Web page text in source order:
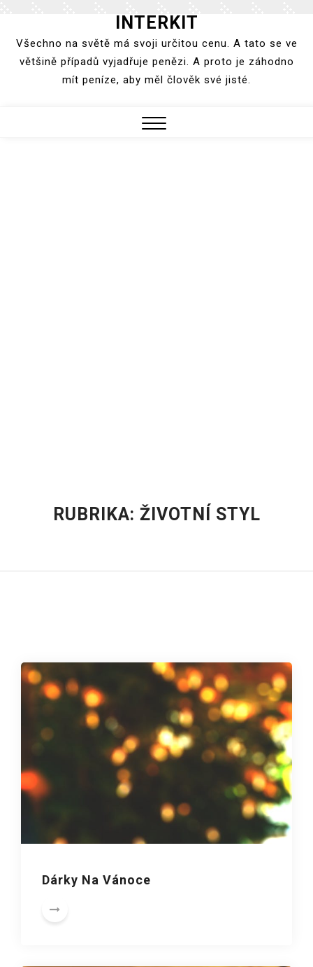
content
INTERKIT
Všechno na světě má svoji určitou cenu. A tato se ve
většině případů vyjadřuje penězi. A proto je záhodno
mít peníze, aby měl člověk své jisté.
RUBRIKA: ŽIVOTNÍ STYL
Dárky Na Vánoce